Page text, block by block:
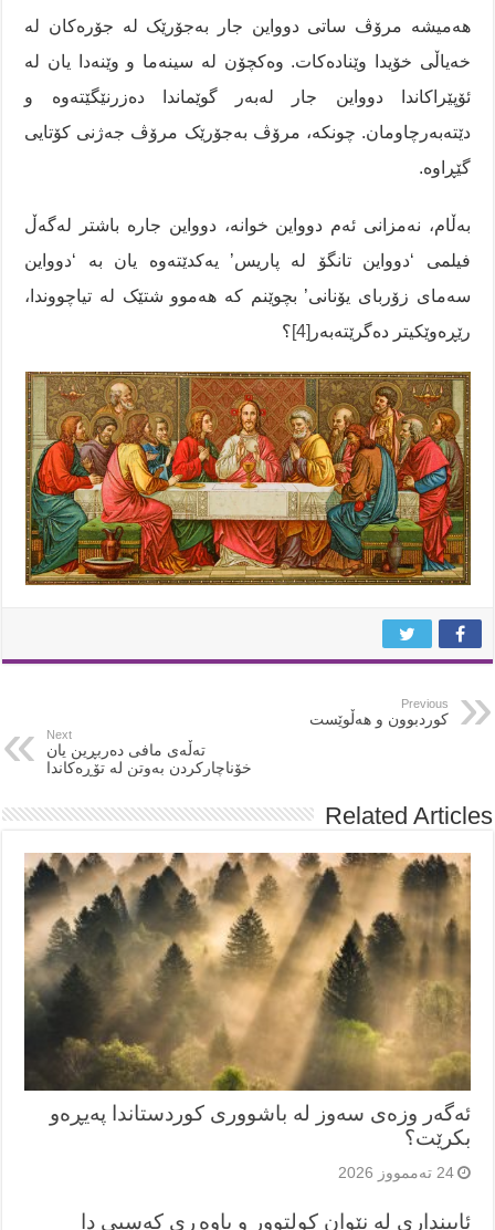
هەمیشە مرۆڤ ساتی دوواین جار بەجۆرێک لە جۆرەکان لە
خەیاڵی خۆیدا وێنادەکات. وەکچۆن لە سینەما و وێنەدا یان لە
ئۆپێراکاندا دوواین جار لەبەر گوێماندا دەزرنێگێتەوە و
دێتەبەرچاومان. چونکە، مرۆڤ بەجۆرێک مرۆڤ جەژنی کۆتایی
گێڕاوە.
بەڵام، نەمزانی ئەم دوواین خوانە، دوواین جارە باشتر لەگەڵ
فیلمی ‘دوواین تانگۆ لە پاریس’ یەکدێتەوە یان بە ‘دوواین
سەمای زۆربای یۆنانی’ بچوێنم کە هەموو شتێک لە تیاچووندا،
رێڕەوێکیتر دەگرێتەبەر [4] ؟
Previous
کوردبوون و هەڵوێست
Next
تەڵەی مافی دەربڕین یان
خۆناچارکردن بەوتن لە تۆڕەکاندا
Related Articles
ئەگەر وزەی سەوز لە باشووری کوردستاندا پەیڕەو
بکرێت؟
24 تەممووز 2026
ئایینداری لە نێوان کولتوور و باوەڕی کەسیی دا